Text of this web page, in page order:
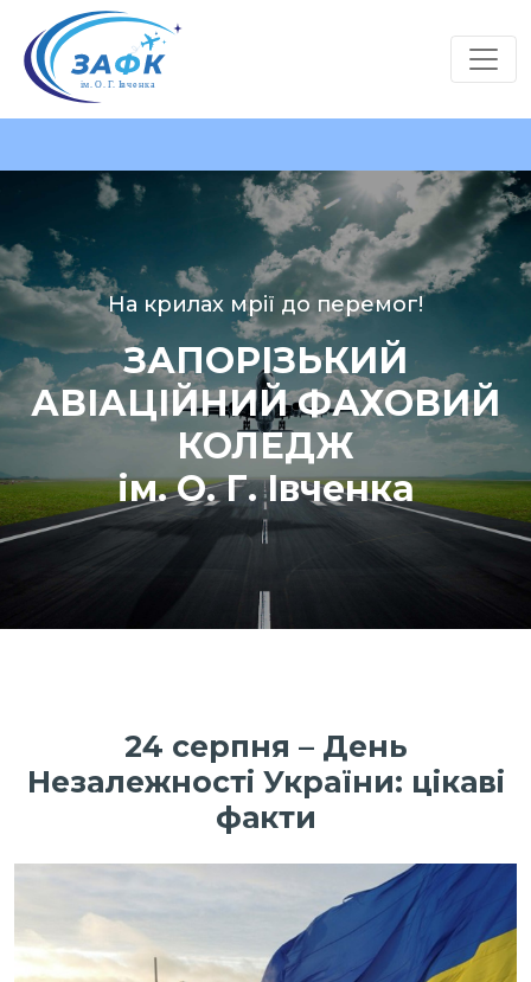
На крилах мрії до перемог!
ЗАПОРІЗЬКИЙ
АВІАЦІЙНИЙ ФАХОВИЙ
КОЛЕДЖ
ім. О. Г. Івченка
24 серпня – День
Незалежності України: цікаві
факти